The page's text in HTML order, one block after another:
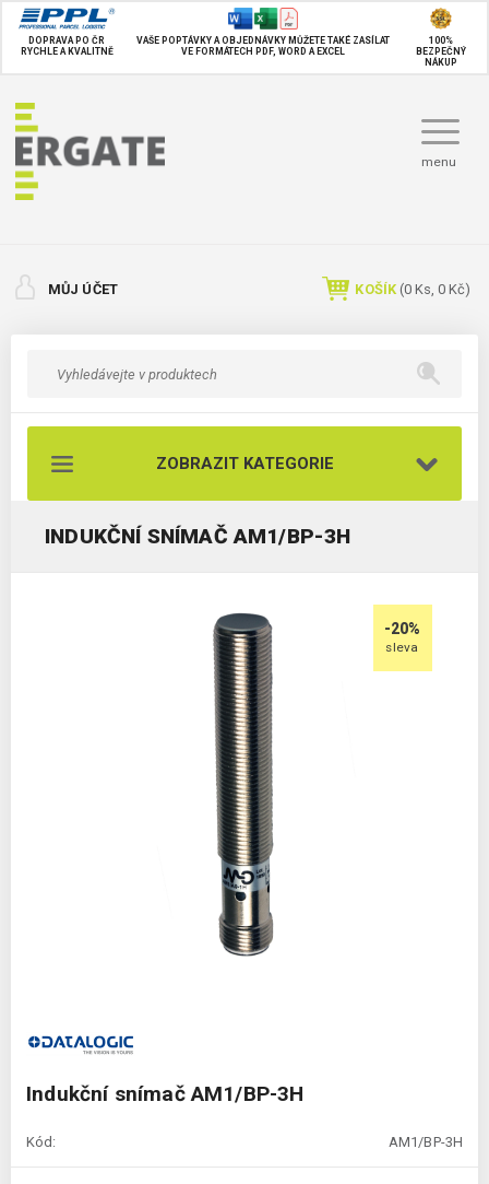
DOPRAVA PO ČR
RYCHLE A KVALITNĚ
VAŠE POPTÁVKY A OBJEDNÁVKY MŮŽETE TAKÉ ZASÍLAT
VE FORMÁTECH PDF, WORD A EXCEL
100%
BEZPEČNÝ
NÁKUP
menu
MŮJ ÚČET KOŠÍK (0 Ks, 0 Kč)
ZOBRAZIT KATEGORIE
INDUKČNÍ SNÍMAČ AM1/BP-3H
-20%
sleva
Indukční snímač AM1/BP-3H
Kód: AM1/BP-3H